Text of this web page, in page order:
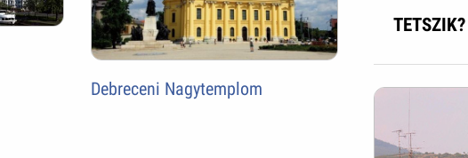
Debreceni Nagytemplom
TETSZIK?